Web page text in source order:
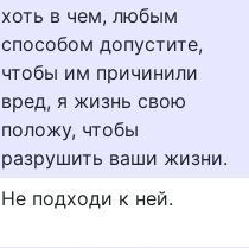
хоть в чем, любым
способом допустите,
чтобы им причинили
вред, я жизнь свою
положу, чтобы
разрушить ваши жизни.
Не подходи к ней.